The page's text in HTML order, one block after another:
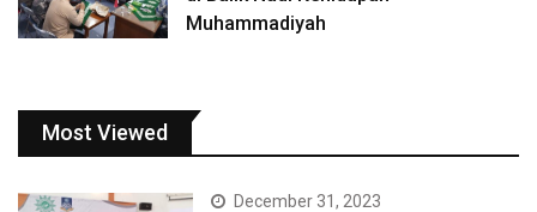
Muhammadiyah
Most Viewed
December 31, 2023